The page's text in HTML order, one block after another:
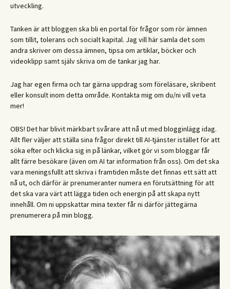
utveckling.
Tanken är att bloggen ska bli en portal för frågor som rör ämnen
som tillit, tolerans och socialt kapital. Jag vill här samla det som
andra skriver om dessa ämnen, tipsa om artiklar, böcker och
videoklipp samt själv skriva om de tankar jag har.
Jag har egen firma och tar gärna uppdrag som föreläsare, skribent
eller konsult inom detta område. Kontakta mig om du/ni vill veta
mer!
OBS! Det har blivit märkbart svårare att nå ut med blogginlägg idag.
Allt fler väljer att ställa sina frågor direkt till AI-tjänster istället för att
söka efter och klicka sig in på länkar, vilket gör vi som bloggar får
allt färre besökare (även om AI tar information från oss). Om det ska
vara meningsfullt att skriva i framtiden måste det finnas ett sätt att
nå ut, och därför är prenumeranter numera en förutsättning för att
det ska vara värt att lägga tiden och energin på att skapa nytt
innehåll. Om ni uppskattar mina texter får ni därför jättegärna
prenumerera på min blogg.